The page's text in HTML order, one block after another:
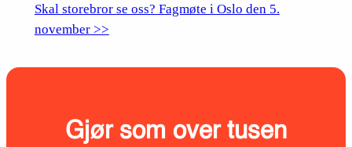
Skal storebror se oss? Fagmøte i Oslo den 5.
november >>
Gjør som over tusen